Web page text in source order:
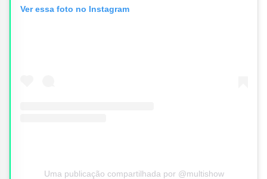
Ver essa foto no Instagram
Uma publicação compartilhada por @multishow